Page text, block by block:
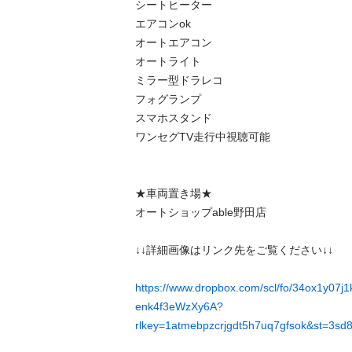
シートヒーター
エアコンok
オートエアコン
オートライト
ミラー型ドラレコ
フォグランプ
スマホスタンド
ワンセグTV走行中視聴可能
★車両置き場★
オートショップable野田店
↓↓詳細画像はリンク先をご覧ください↓↓
https://www.dropbox.com/scl/fo/
enk4f3eWzXy6A?